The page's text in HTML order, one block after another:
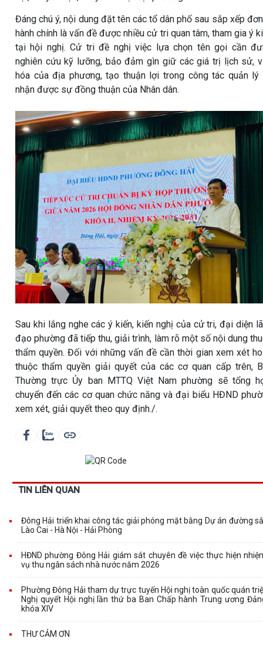
Đáng chú ý, nội dung đặt tên các tổ dân phố sau sắp xếp
hành chính là vấn đề được nhiều cử tri quan tâm, tham gia ý
tại hội nghị. Cử tri đề nghị việc lựa chọn tên gọi cần
nghiên cứu kỹ lưỡng, bảo đảm gìn giữ các giá trị lịch sử,
hóa của địa phương, tạo thuận lợi trong công tác quản lý
nhận được sự đồng thuận của Nhân dân.
Sau khi lắng nghe các ý kiến, kiến nghị của cử tri, đại diện
đạo phường đã tiếp thu, giải trình, làm rõ một số nội dung
thẩm quyền. Đối với những vấn đề cần thời gian xem xét
thuộc thẩm quyền giải quyết của các cơ quan cấp trên,
Thường trực Ủy ban MTTQ Việt Nam phường sẽ tổng
chuyển đến các cơ quan chức năng và đại biểu HĐND
xem xét, giải quyết theo quy định./.
TIN LIÊN QUAN
Đông Hải triển khai công tác giải phóng mặt bằng Dự án đường
Lào Cai - Hà Nội - Hải Phòng
HĐND phường Đông Hải giám sát chuyên đề việc thực hiện
vụ thu ngân sách nhà nước năm 2026
Phường Đông Hải tham dự trực tuyến Hội nghị toàn quốc quán
Nghị quyết Hội nghị lần thứ ba Ban Chấp hành Trung ương
khóa XIV
THƯ CẢM ƠN